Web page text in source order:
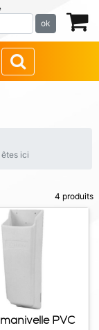
ok
êtes ici
4 produits
PVC